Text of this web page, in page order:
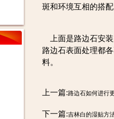
斑和环境互相的搭
上面是路边石安装
路边石表面处理都
料。
上一篇:路边石如何进行
下一篇:吉林白的湿贴方